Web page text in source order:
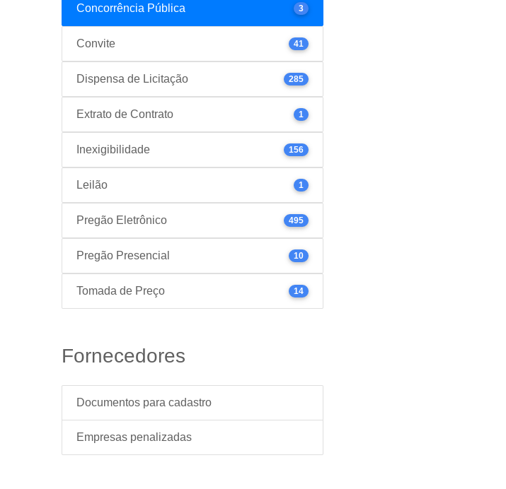
Concorrência Pública 3
Convite 41
Dispensa de Licitação 285
Extrato de Contrato 1
Inexigibilidade 156
Leilão 1
Pregão Eletrônico 495
Pregão Presencial 10
Tomada de Preço 14
Fornecedores
Documentos para cadastro
Empresas penalizadas